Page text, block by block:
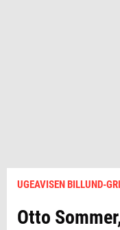
UGEAVISEN BILLUND-
Otto